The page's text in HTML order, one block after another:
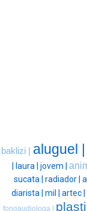
baklizi | aluguel |
laura | jovem |
sucata | radiador |
diarista | mil | artec |
fonoaudiologa |